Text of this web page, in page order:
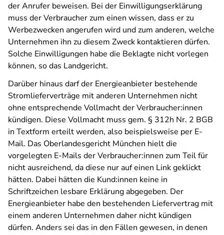
der Anrufer beweisen. Bei der Einwilligungserklärung
muss der Verbraucher zum einen wissen, dass er zu
Werbezwecken angerufen wird und zum anderen, welche
Unternehmen ihn zu diesem Zweck kontaktieren dürfen.
Solche Einwilligungen habe die Beklagte nicht vorlegen
können, so das Landgericht.
Darüber hinaus darf der Energieanbieter bestehende
Stromlieferverträge mit anderen Unternehmen nicht
ohne entsprechende Vollmacht der Verbraucher:innen
kündigen. Diese Vollmacht muss gem. § 312h Nr. 2 BGB
in Textform erteilt werden, also beispielsweise per E-
Mail. Das Oberlandesgericht München hielt die
vorgelegten E-Mails der Verbraucher:innen zum Teil für
nicht ausreichend, da diese nur auf einen Link geklickt
hätten. Dabei hätten die Kund:innen keine in
Schriftzeichen lesbare Erklärung abgegeben. Der
Energieanbieter habe den bestehenden Liefervertrag mit
einem anderen Unternehmen daher nicht kündigen
dürfen. Anders sei das in den Fällen gewesen, in denen